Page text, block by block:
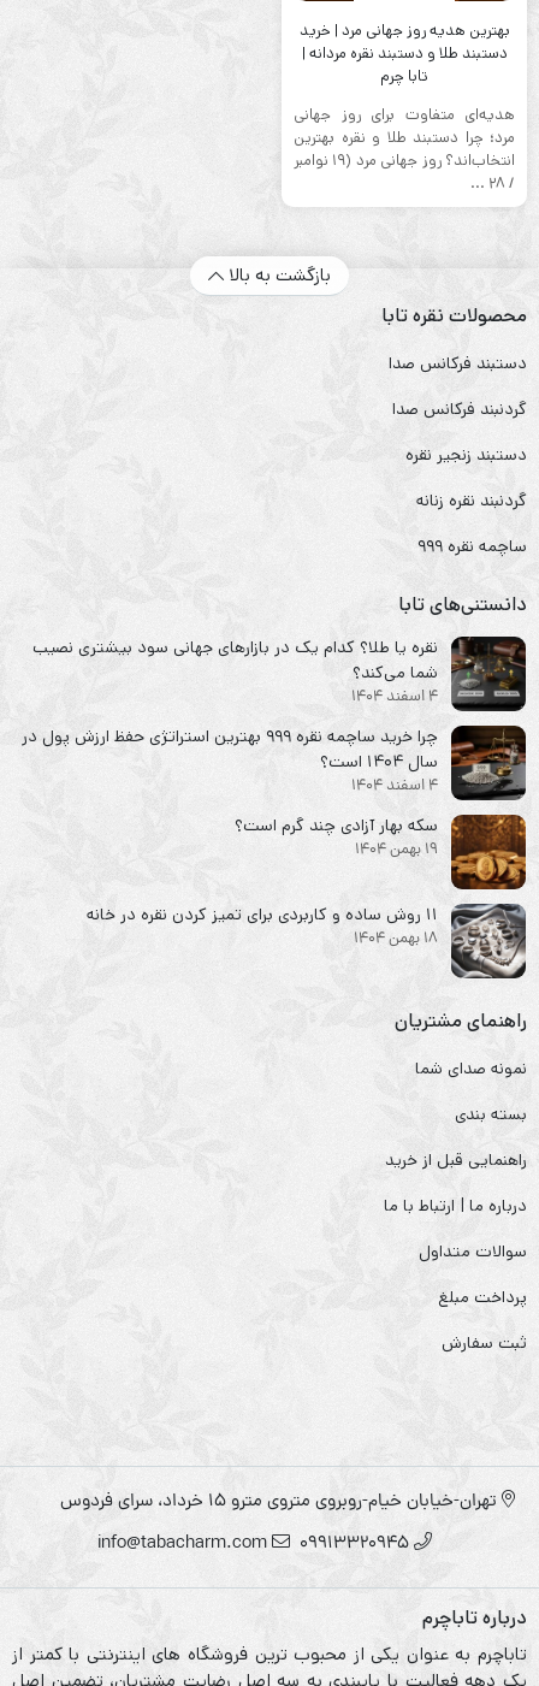
بهترین هدیه روز جهانی مرد | خرید
دستبند طلا و دستبند نقره مردانه |
تابا چرم
هدیه‌ای متفاوت برای روز جهانی
مرد؛ چرا دستبند طلا و نقره بهترین
انتخاب‌اند؟ روز جهانی مرد (۱۹ نوامبر
/ ۲۸ ...
بازگشت به بالا
محصولات نقره تابا
دستبند فرکانس صدا
گردنبند فرکانس صدا
دستبند زنجیر نقره
گردنبند نقره زنانه
ساچمه نقره ۹۹۹
دانستنی‌های تابا
نقره یا طلا؟ کدام یک در بازارهای جهانی سود بیشتری نصیب
شما می‌کند؟
4 اسفند 1404
چرا خرید ساچمه نقره ۹۹۹ بهترین استراتژی حفظ ارزش پول در
سال ۱۴۰۴ است؟
4 اسفند 1404
سکه‌ بهار آزادی چند گرم است؟
19 بهمن 1404
۱۱ روش ساده و کاربردی برای تمیز کردن نقره در خانه
18 بهمن 1404
راهنمای مشتریان
نمونه صدای شما
بسته بندی
راهنمایی قبل از خرید
درباره ما | ارتباط با ما
سوالات متداول
پرداخت مبلغ
ثبت سفارش
تهران-خیابان خیام-روبروی متروی مترو ۱۵ خرداد، سرای فردوس
09913320945
info@tabacharm.com
درباره تاباچرم
تاباچرم به عنوان یکی از محبوب ترین فروشگاه های اینترنتی با کمتر از
یک دهه فعالیت با پایبندی به سه اصل رضایت مشتریان، تضمین اصل